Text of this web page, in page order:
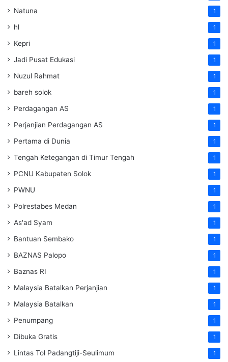
Natuna 1
hl 1
Kepri 1
Jadi Pusat Edukasi 1
Nuzul Rahmat 1
bareh solok 1
Perdagangan AS 1
Perjanjian Perdagangan AS 1
Pertama di Dunia 1
Tengah Ketegangan di Timur Tengah 1
PCNU Kabupaten Solok 1
PWNU 1
Polrestabes Medan 1
As'ad Syam 1
Bantuan Sembako 1
BAZNAS Palopo 1
Baznas RI 1
Malaysia Batalkan Perjanjian 1
Malaysia Batalkan 1
Penumpang 1
Dibuka Gratis 1
Lintas Tol Padangtiji-Seulimum 1